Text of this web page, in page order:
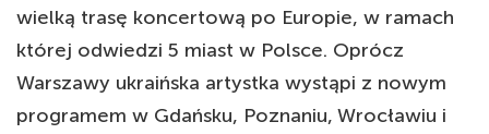
wielką trasę koncertową po Europie, w ramach
której odwiedzi 5 miast w Polsce. Oprócz
Warszawy ukraińska artystka wystąpi z nowym
programem w Gdańsku, Poznaniu, Wrocławiu i